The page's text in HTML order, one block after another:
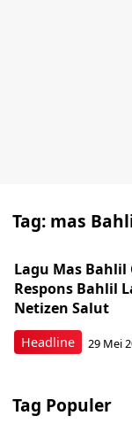
Tag: mas
Headline
Lagu Mas
Respons Bahlil
Netizen Salut
29 Mei
Tag Populer